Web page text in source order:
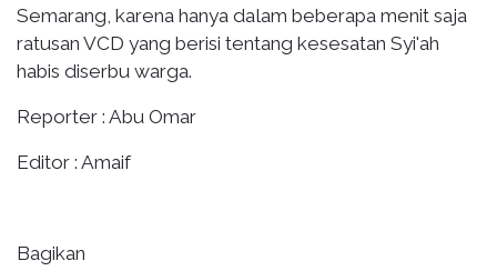
Semarang, karena hanya dalam beberapa menit saja
ratusan VCD yang berisi tentang kesesatan Syi'ah
habis diserbu warga.
Reporter : Abu Omar
Editor : Amaif
Bagikan